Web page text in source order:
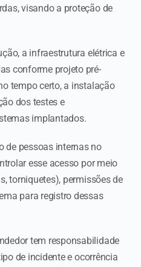
visando a proteção de
a infraestrutura elétrica e
conforme projeto pré-
tempo certo, a instalação
dos testes e
implantados.
de pessoas internas no
esse acesso por meio
torniquetes), permissões de
para registro dessas
tem responsabilidade
de incidente e ocorrência